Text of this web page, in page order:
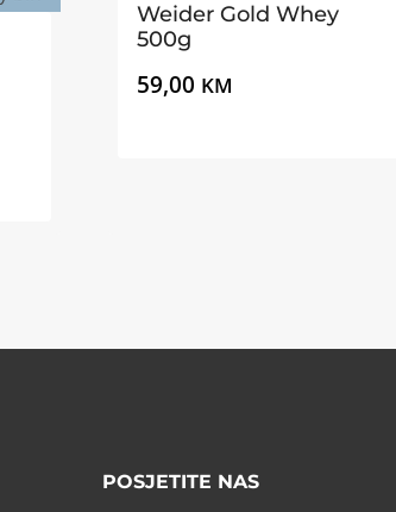
Weider Gold Whey
500g
59,00 KM
POSJETITE NAS